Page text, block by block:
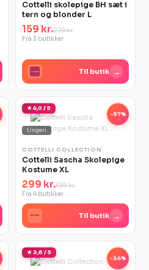
Cottelli skolepige BH sæt i
tern og blonder L
159 kr.229 kr.
Fra 3 butikker
Til butik →
★ 4,0 / 5
-57%
Lingeri
COTTELLI COLLECTION
Cottelli Sascha Skolepige
Kostume XL
299 kr.699 kr.
Fra 4 butikker
Til butik →
★ 3,6 / 5
-34%